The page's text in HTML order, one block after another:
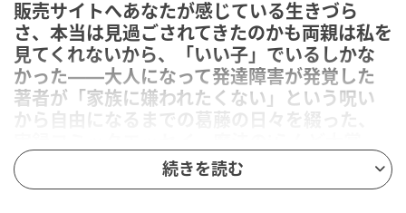
販売サイトへあなたが感じている生きづら
さ、本当は見過ごされてきたのかも両親は私を
見てくれないから、「いい子」でいるしかな
かった――大人になって発達障害が発覚した
著者が「家族に嫌われたくない」という呪い
から自由になるまでの葛藤の日々を綴った、
2021コミック原作大賞 実話・エッセイ部門特
別賞受賞作品。こちらの記事もオススメ【漫
続きを読む